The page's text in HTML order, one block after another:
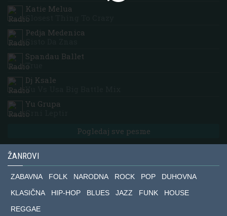
Katie Melua
Closest Thing To Crazy
Pedja Medenica
Cisto Da Znas
Spandau Ballet
True
Dj Ksale
Yu Vs Usa Big Battle Mix
Yu Grupa
Crni Leptir
Pogledaj sve pesme
ŽANROVI
ZABAVNA FOLK NARODNA ROCK POP
DUHOVNA
KLASIČNA
HIP-HOP BLUES JAZZ FUNK
HOUSE
REGGAE